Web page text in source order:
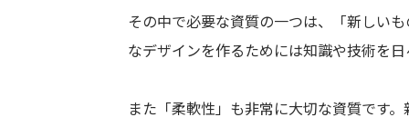
その中で必要な資質の一つは、「新しい
なデザインを作るためには知識や技術を
また「柔軟性」も非常に大切な資質です